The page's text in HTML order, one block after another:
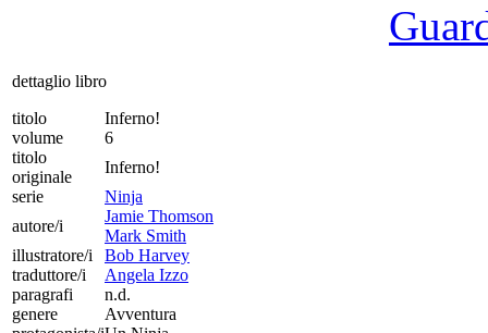
dettaglio libro
titolo
Inferno!
volume
6
titolo
originale
Inferno!
serie
Ninja
autore/i
Jamie Thomson
Mark Smith
illustratore/i
Bob Harvey
traduttore/i
Angela Izzo
paragrafi
n.d.
genere
Avventura